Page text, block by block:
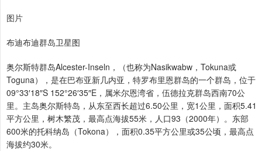
图片
布迪布迪群岛卫星图
奥尔斯特群岛Alcester-Inseln，（也称为Nasikwabw，Tokuna或
Toguna），是在巴布亚新几内亚，特罗布里恩群岛的一个群岛，位于
09°33′18″S 152°26′35″E，属米尔恩湾省，伍德拉克群岛西南70公
里。主岛奥尔斯特岛，从东至西长超过6.50公里，宽1公里，面积5.41
平方公里，树木繁茂，最高点海拔55米，人口93（2000年）。东部
600米的托科纳岛（Tokona），面积0.35平方公里或35公顷，最高点
海拔约30米。